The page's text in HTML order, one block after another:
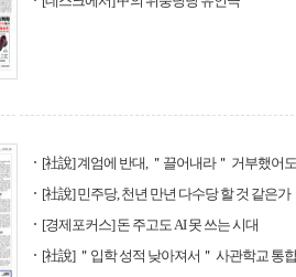
[社說] 계엄에 반대, ＂끌어내라＂ 거부했어
[社說] 민주당, 천년 만년 다수당 할 것 같은가
[경제포커스] 돈 주고도 AI 못 쓰는 시대
[社說] ＂입학 성적 낮아져서＂ 사관학교 통